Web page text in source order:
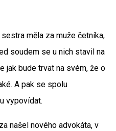
měla za muže četníka,
soudem se u nich stavil na
jak bude trvat na svém, že o
A pak se spolu
vypovídat.
našel nového advokáta, v